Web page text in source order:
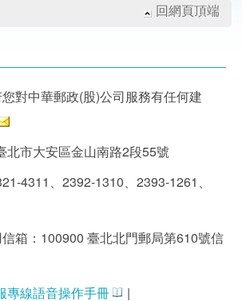
回網頁頂端
對中華郵政(股)公司服務有任何建
北市大安區金山南路2段55號
4311、2392-1310、2393-1261、
箱：100900 臺北北門郵局第610號信
專線語音操作手冊 |